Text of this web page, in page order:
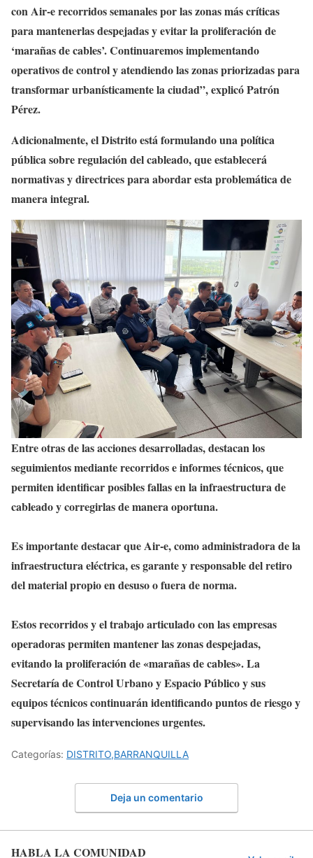
con Air-e recorridos semanales por las zonas más críticas
para mantenerlas despejadas y evitar la proliferación de
‘marañas de cables’. Continuaremos implementando
operativos de control y atendiendo las zonas priorizadas para
transformar urbanísticamente la ciudad”, explicó Patrón
Pérez.
Adicionalmente, el Distrito está formulando una política
pública sobre regulación del cableado, que establecerá
normativas y directrices para abordar esta problemática de
manera integral.
Entre otras de las acciones desarrolladas, destacan los
seguimientos mediante recorridos e informes técnicos, que
permiten identificar posibles fallas en la infraestructura de
cableado y corregirlas de manera oportuna.
Es importante destacar que Air-e, como administradora de la
infraestructura eléctrica, es garante y responsable del retiro
del material propio en desuso o fuera de norma.
Estos recorridos y el trabajo articulado con las empresas
operadoras permiten mantener las zonas despejadas,
evitando la proliferación de «marañas de cables». La
Secretaría de Control Urbano y Espacio Público y sus
equipos técnicos continuarán identificando puntos de riesgo y
supervisando las intervenciones urgentes.
Categorías: DISTRITO,BARRANQUILLA
Deja un comentario
HABLA LA COMUNIDAD